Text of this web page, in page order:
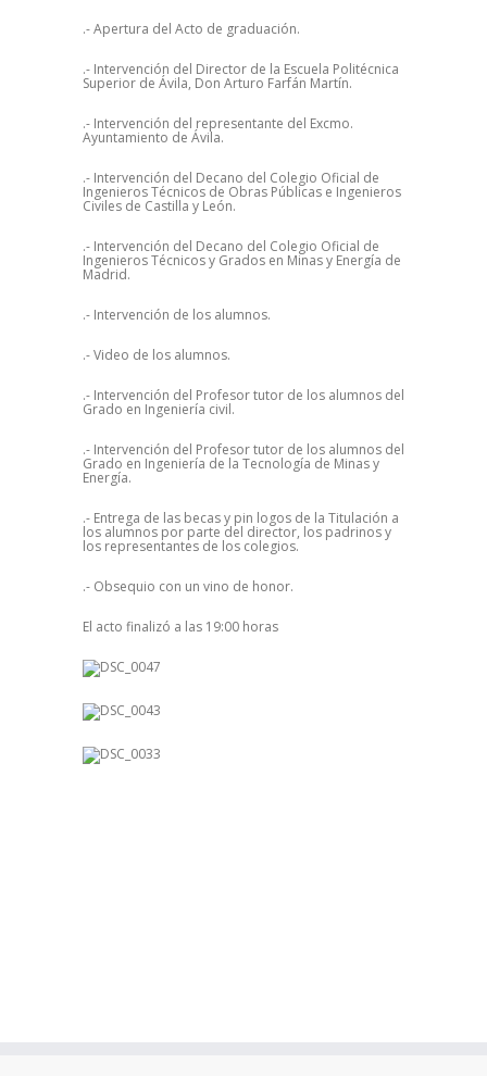
.- Apertura del Acto de graduación.
.- Intervención del Director de la Escuela Politécnica
Superior de Ávila, Don Arturo Farfán Martín.
.- Intervención del representante del Excmo.
Ayuntamiento de Ávila.
.- Intervención del Decano del Colegio Oficial de
Ingenieros Técnicos de Obras Públicas e Ingenieros
Civiles de Castilla y León.
.- Intervención del Decano del Colegio Oficial de
Ingenieros Técnicos y Grados en Minas y Energía de
Madrid.
.- Intervención de los alumnos.
.- Video de los alumnos.
.- Intervención del Profesor tutor de los alumnos del
Grado en Ingeniería civil.
.- Intervención del Profesor tutor de los alumnos del
Grado en Ingeniería de la Tecnología de Minas y
Energía.
.- Entrega de las becas y pin logos de la Titulación a
los alumnos por parte del director, los padrinos y
los representantes de los colegios.
.- Obsequio con un vino de honor.
El acto finalizó a las 19:00 horas